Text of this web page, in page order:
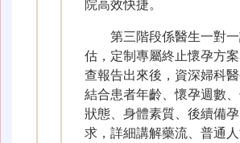
院高效快捷。
第三階段係醫生一對
估，定制專屬終止懷孕方
查報告出來後，資深婦科
結合患者年齡、懷孕週數
狀態、身體素質、後續備
求，詳細講解藥流、普通人